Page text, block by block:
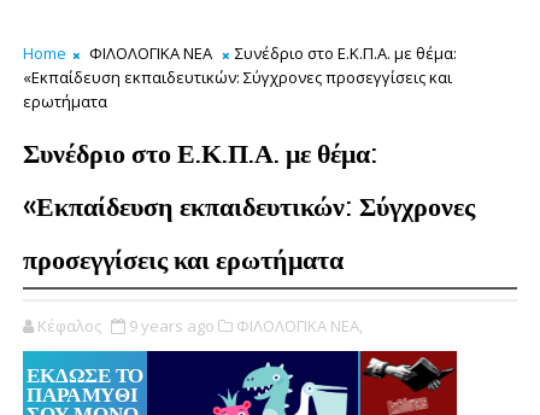
Home ΦΙΛΟΛΟΓΙΚΑ ΝΕΑ
Συνέδριο στο Ε.Κ.Π.Α. με θέμα:
«Εκπαίδευση εκπαιδευτικών: Σύγχρονες προσεγγίσεις και
ερωτήματα
Συνέδριο στο Ε.Κ.Π.Α. με θέμα:
«Εκπαίδευση εκπαιδευτικών: Σύγχρονες
προσεγγίσεις και ερωτήματα
Κέφαλος 9 years ago ΦΙΛΟΛΟΓΙΚΑ ΝΕΑ,